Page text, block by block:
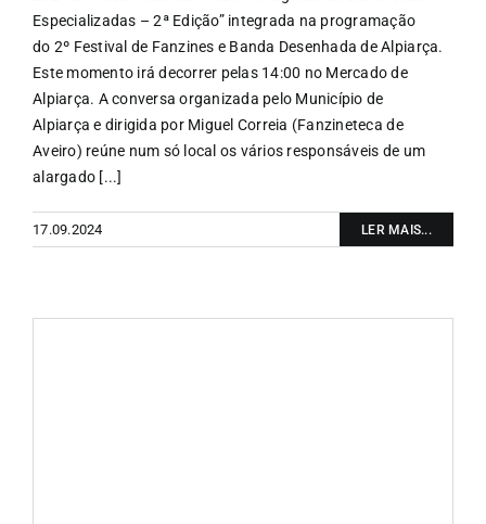
Especializadas – 2ª Edição” integrada na programação
do 2º Festival de Fanzines e Banda Desenhada de Alpiarça.
Este momento irá decorrer pelas 14:00 no Mercado de
Alpiarça. A conversa organizada pelo Município de
Alpiarça e dirigida por Miguel Correia (Fanzineteca de
Aveiro) reúne num só local os vários responsáveis de um
alargado [...]
17.09.2024 LER MAIS...